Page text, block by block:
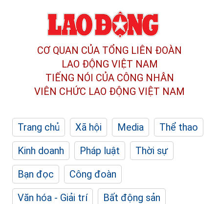
CƠ QUAN CỦA TỔNG LIÊN ĐOÀN
LAO ĐỘNG VIỆT NAM
TIẾNG NÓI CỦA CÔNG NHÂN
VIÊN CHỨC LAO ĐỘNG VIỆT NAM
Trang chủ Xã hội Media
Thể thao
Kinh doanh
Pháp luật
Thời sự
Bạn đọc
Công đoàn
Văn hóa - Giải trí
Bất động sản